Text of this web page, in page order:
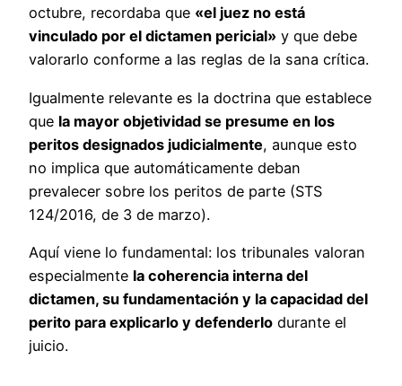
octubre, recordaba que «el juez no está
vinculado por el dictamen pericial» y que debe
valorarlo conforme a las reglas de la sana crítica.
Igualmente relevante es la doctrina que establece
que la mayor objetividad se presume en los
peritos designados judicialmente, aunque esto
no implica que automáticamente deban
prevalecer sobre los peritos de parte (STS
124/2016, de 3 de marzo).
Aquí viene lo fundamental: los tribunales valoran
especialmente la coherencia interna del
dictamen, su fundamentación y la capacidad del
perito para explicarlo y defenderlo durante el
juicio.